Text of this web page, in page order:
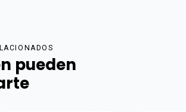
pueden